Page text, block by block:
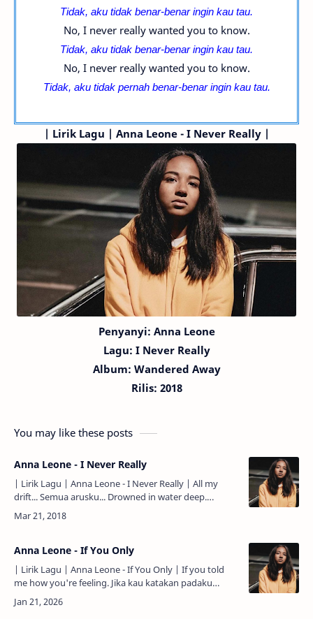
Tidak, aku tidak benar-benar ingin kau tau.
No, I never really wanted you to know.
Tidak, aku tidak benar-benar ingin kau tau.
No, I never really wanted you to know.
Tidak, aku tidak pernah benar-benar ingin kau tau.
| Lirik Lagu | Anna Leone - I Never Really |
Penyanyi: Anna Leone
Lagu: I Never Really
Album: Wandered Away
Rilis: 2018
You may like these posts
Anna Leone - I Never Really
| Lirik Lagu | Anna Leone - I Never Really | All my
drift... Semua arusku... Drowned in water deep.
Tenggelam di air yang dalam. And I never follow
down. Dan …
Anna Leone - If You Only
| Lirik Lagu | Anna Leone - If You Only | If you told
me how you're feeling. Jika kau katakan padaku
bagaimana perasaanmu. I could see the light. Aku
bisa saja…